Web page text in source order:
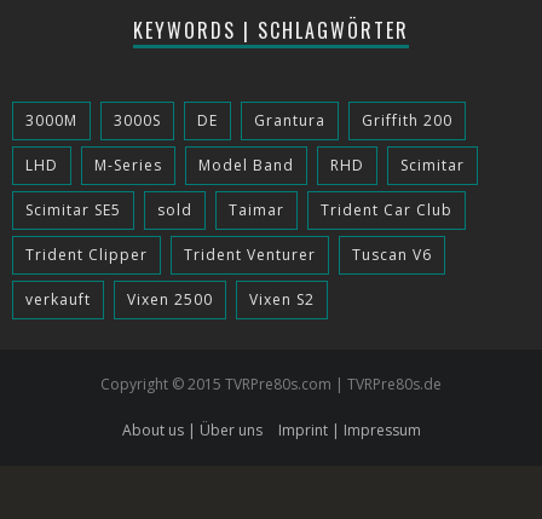
KEYWORDS | SCHLAGWÖRTER
3000M 3000S DE Grantura Griffith 200
LHD M-Series Model Band RHD Scimitar
Scimitar SE5 sold Taimar Trident Car Club
Trident Clipper Trident Venturer Tuscan V6
verkauft Vixen 2500 Vixen S2
Copyright © 2015 TVRPre80s.com | TVRPre80s.de
About us | Über uns Imprint | Impressum